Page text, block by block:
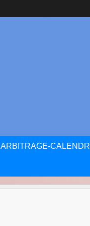
ARBITRAGE-